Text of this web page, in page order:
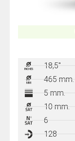
18,5"
465 mm.
5 mm.
10 mm.
6
128